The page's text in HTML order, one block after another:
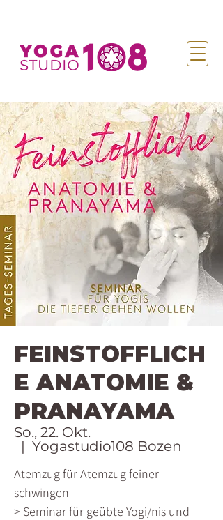
FEINSTOFFLICH
E ANATOMIE &
PRANAYAMA
So., 22. Okt.
  |
Yogastudio108 Bozen
Atemzug für Atemzug feiner
schwingen
> Seminar für geübte Yogi/nis und